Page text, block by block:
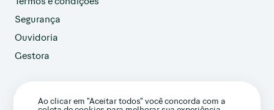
Ao clicar em "Aceitar todos" você concorda com a
Segurança
Ouvidoria
Gestora
customer@avenue.us
+1 786-220-7233